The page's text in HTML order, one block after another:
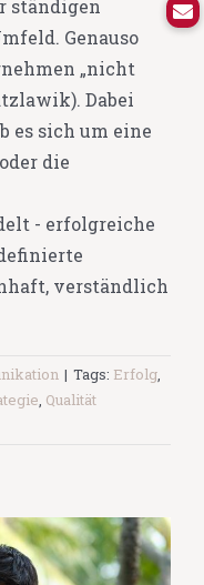
ständigen
Genauso
„nicht
Dabei
es sich um eine
die
- erfolgreiche
verständlich
| Tags: Erfolg,
, Qualität